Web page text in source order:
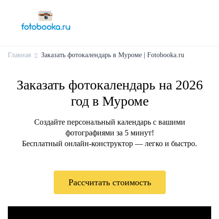
Главная Заказать фотокалендарь в Муроме | Fotobooka.ru
Заказать фотокалендарь на 2026
год в Муроме
Создайте персональный календарь с вашими
фотографиями за 5 минут!
Бесплатный онлайн-конструктор — легко и быстро.
Рассчитать стоимость